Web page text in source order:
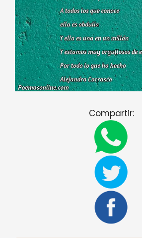
Compartir: